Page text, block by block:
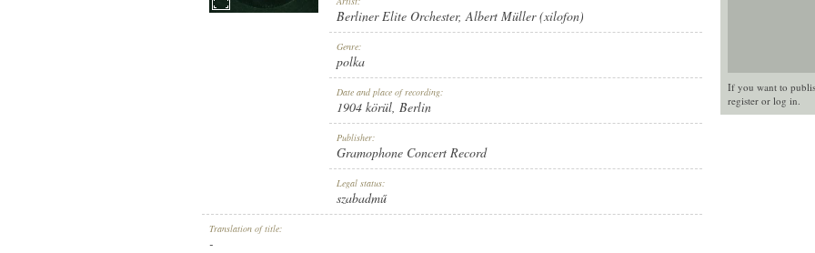
If you want to
register or log in.
GRAMOPHONE CONCERT RECORD
Berliner Elite Orchester,Albert Müller (xilofon)
Genre:
polka
Date and place of recording:
1904 körül, Berlin
Publisher:
Gramophone Concert Record
Legal status:
szabadmű
Translation of title:
-